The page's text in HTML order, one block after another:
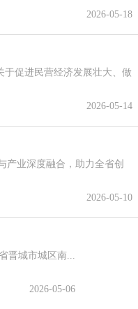
2026-05-18
促进民营经济发展壮大、做
2026-05-14
产业深度融合，助力全省创
2026-05-10
晋城市城区南...
2026-05-06